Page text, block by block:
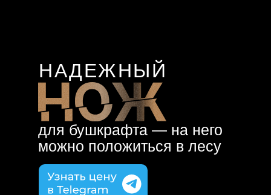
для бушкрафта — на него
можно положиться в лесу
НАДЕЖНЫЙ